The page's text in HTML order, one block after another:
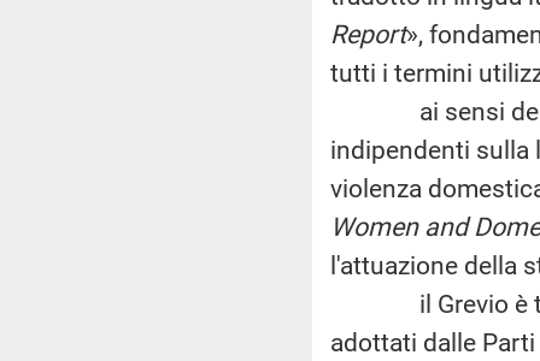
Report»,
tutti i termini
ai sensi della
indipendenti sulla
violenza
Women and
l'attuazione della
il Grevio è
adottati dalle